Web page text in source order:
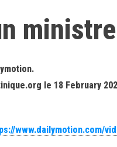
le 18 February
www.dailymotion.com/